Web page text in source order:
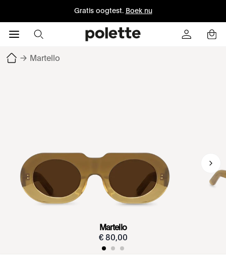
Gratis oogtest. Boek nu
→ Martello
Martello
€ 80,00